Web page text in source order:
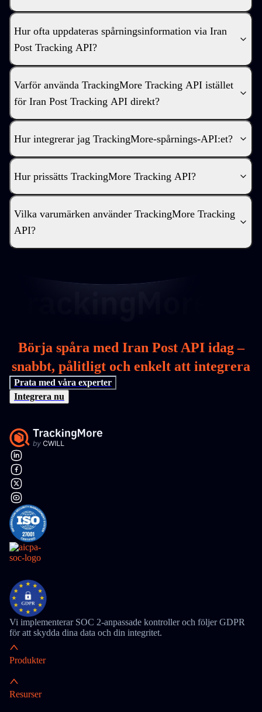
Hur ofta uppdateras spårningsinformation via Iran
Post Tracking API?
Varför använda TrackingMore Tracking API istället
för Iran Post Tracking API direkt?
Hur integrerar jag TrackingMore-spårnings-API:et?
Hur prissätts TrackingMore Tracking API?
Vilka varumärken använder TrackingMore Tracking
API?
Börja spåra med Iran Post API idag –
snabbt, pålitligt och enkelt att integrera
Prata med våra experter
Integrera nu
Vi implementerar SOC 2-anpassade kontroller och följer GDPR
för att skydda dina data och din integritet.
Produkter
Resurser